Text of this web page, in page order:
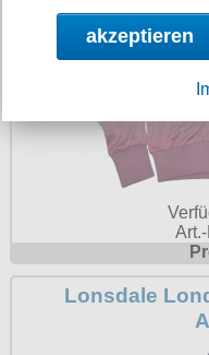
Lonsdale
akzeptieren